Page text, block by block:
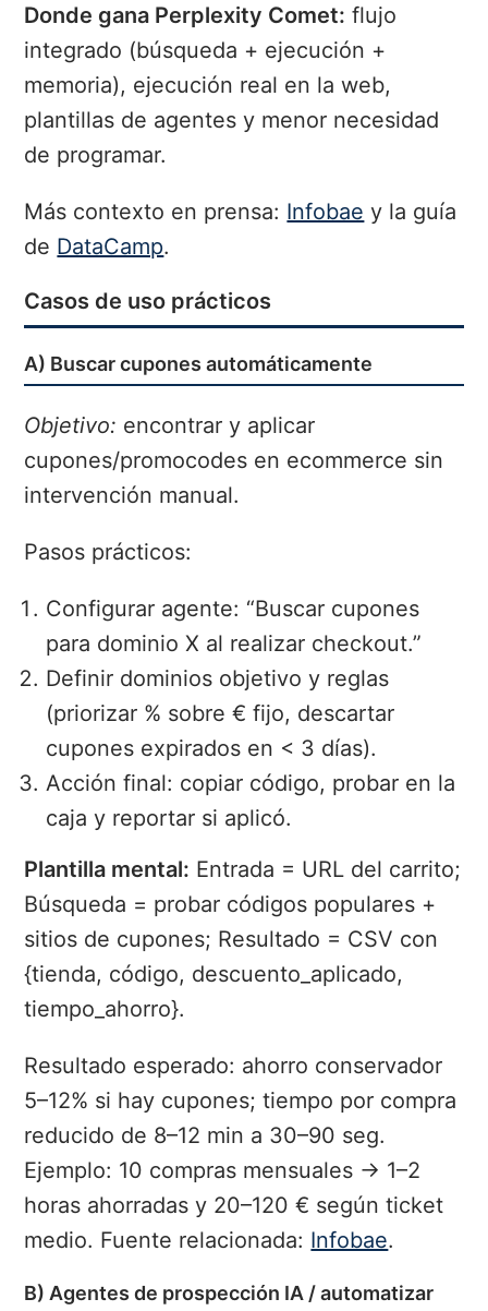
Donde gana Perplexity Comet: flujo
integrado (búsqueda + ejecución +
memoria), ejecución real en la web,
plantillas de agentes y menor necesidad
de programar.
Más contexto en prensa: Infobae y la guía
de DataCamp.
Casos de uso prácticos
A) Buscar cupones automáticamente
Objetivo: encontrar y aplicar
cupones/promocodes en ecommerce sin
intervención manual.
Pasos prácticos:
Configurar agente: “Buscar cupones
para dominio X al realizar checkout.”
Definir dominios objetivo y reglas
(priorizar % sobre € fijo, descartar
cupones expirados en < 3 días).
Acción final: copiar código, probar en la
caja y reportar si aplicó.
Plantilla mental: Entrada = URL del carrito;
Búsqueda = probar códigos populares +
sitios de cupones; Resultado = CSV con
{tienda, código, descuento_aplicado,
tiempo_ahorro}.
Resultado esperado: ahorro conservador
5–12% si hay cupones; tiempo por compra
reducido de 8–12 min a 30–90 seg.
Ejemplo: 10 compras mensuales → 1–2
horas ahorradas y 20–120 € según ticket
medio. Fuente relacionada: Infobae.
B) Agentes de prospección IA / automatizar